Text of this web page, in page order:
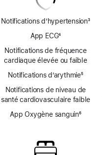
Notifications d’hypertension
bas
de
page
3
App ECG
Note
de
bas
de
page
4
Notifications de fréquence
cardiaque élevée ou faible
Notifications d’arythmie
Note
de
bas
de
5
Notifications de niveau de
santé cardiovasculaire faible
App Oxygène sanguin6